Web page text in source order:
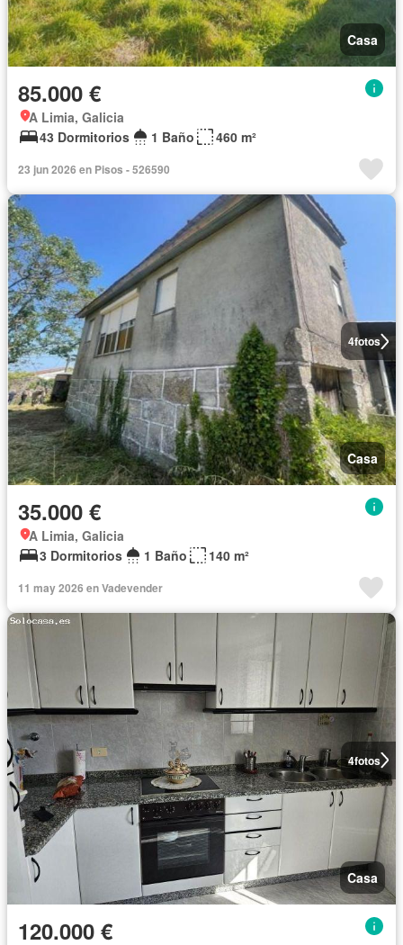
Casa
85.000 €
A Limia, Galicia
43 Dormitorios
1 Baño 460 m²
23 jun 2026 en Pisos - 526590
4fotos
Casa
35.000 €
A Limia, Galicia
3 Dormitorios
1 Baño 140 m²
11 may 2026 en Vadevender
4fotos
Casa
120.000 €